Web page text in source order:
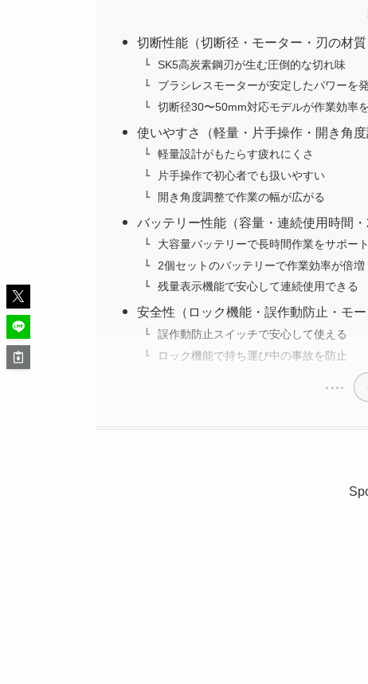
切断性能（切断径・モーター・刃の材質
SK5高炭素鋼刃が生む圧倒的な切れ味
ブラシレスモーターが安定したパワーを
切断径30〜50mm対応モデルが作業効率
使いやすさ（軽量・片手操作・開き角度
軽量設計がもたらす疲れにくさ
片手操作で初心者でも扱いやすい
開き角度調整で作業の幅が広がる
バッテリー性能（容量・連続使用時間・
大容量バッテリーで長時間作業をサポート
2個セットのバッテリーで作業効率が倍増
残量表示機能で安心して連続使用できる
安全性（ロック機能・誤作動防止・モー
誤作動防止スイッチで安心して使える
ロック機能で持ち運び中の事故を防止